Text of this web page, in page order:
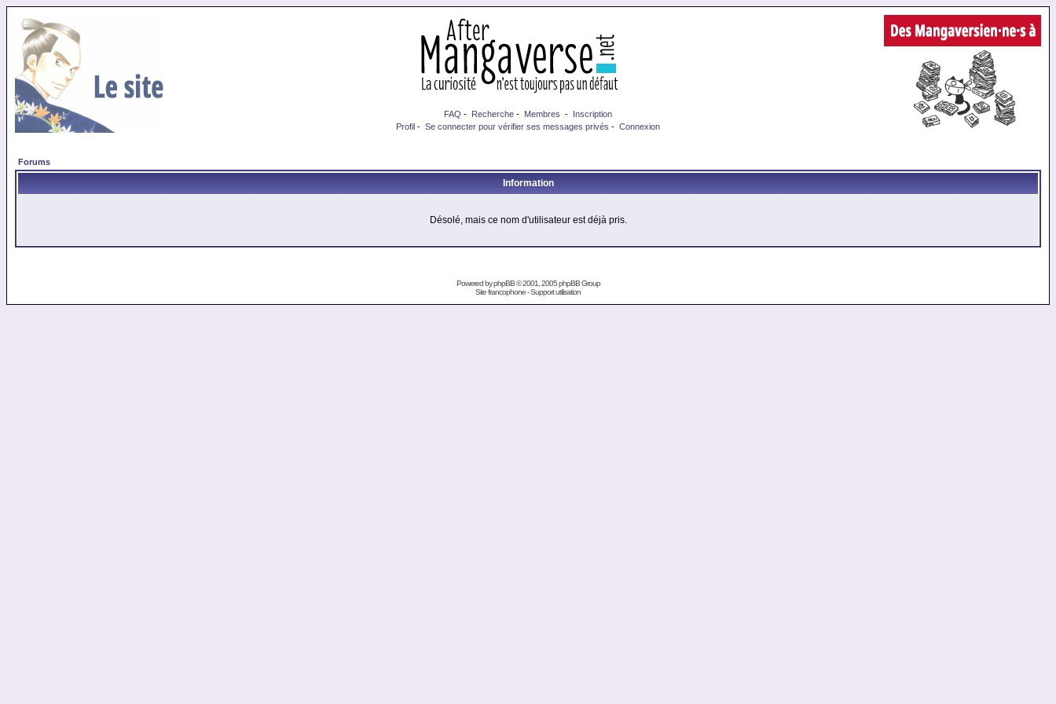
FAQ - Recherche - Membres - Inscription
Profil - Se connecter pour vérifier ses messages privés - Connexion
Forums
Information
Désolé, mais ce nom d'utilisateur est déjà pris.
Powered byphpBB© 2001, 2005 phpBB Group
Site francophone-Support utilisation